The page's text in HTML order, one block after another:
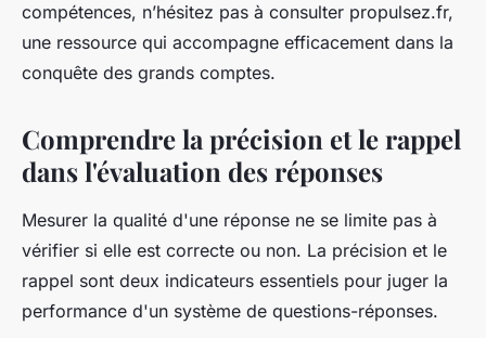
compétences, n’hésitez pas à consulter propulsez.fr,
une ressource qui accompagne efficacement dans la
conquête des grands comptes.
Comprendre la précision et le rappel
dans l'évaluation des réponses
Mesurer la qualité d'une réponse ne se limite pas à
vérifier si elle est correcte ou non. La précision et le
rappel sont deux indicateurs essentiels pour juger la
performance d'un système de questions-réponses.